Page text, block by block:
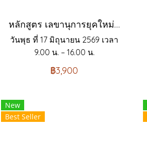
หลักสูตร เลขานุการยุคใหม่กับเจ้านาย 4 GEN Company Secretary to 4 Generation Boss
วันพุธ ที่ 17 มิถุนายน 2569 เวลา
9.00 น. – 16.00 น.
฿3,900
New
Best Seller